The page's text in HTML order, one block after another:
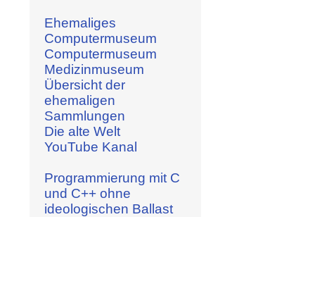
Ehemaliges
Computermuseum
Computermuseum
Medizinmuseum
Übersicht der
ehemaligen
Sammlungen
Die alte Welt
YouTube Kanal
Programmierung mit C
und C++ ohne
ideologischen Ballast